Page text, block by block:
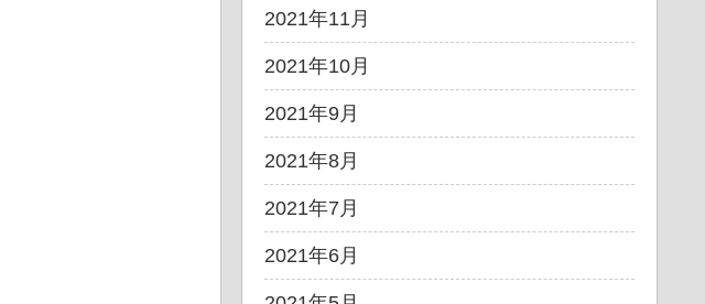
2021年11月
2021年10月
2021年9月
2021年8月
2021年7月
2021年6月